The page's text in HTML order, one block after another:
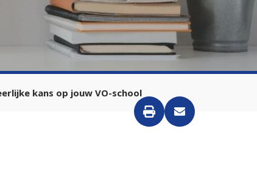
kans op jouw VO-school